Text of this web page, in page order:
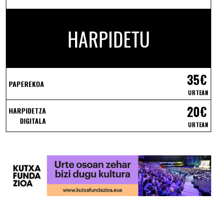
HARPIDETU
PAPEREKOA 35€
URTEAN
HARPIDETZA
DIGITALA
20€
URTEAN